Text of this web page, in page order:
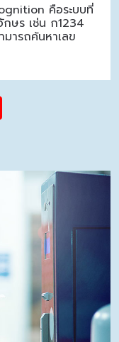
คือระบบที่
กษร เช่น ก1234
มารถค้นหาเลข